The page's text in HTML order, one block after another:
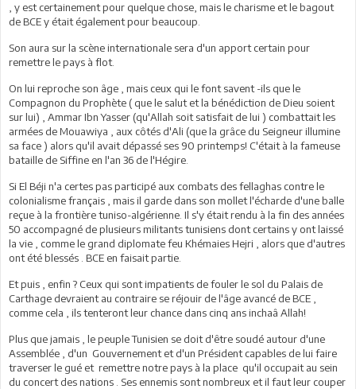
, y est certainement pour quelque chose, mais le charisme et le bagout
de BCE y était également pour beaucoup.
Son aura sur la scène internationale sera d'un apport certain pour
remettre le pays à flot.
On lui reproche son âge , mais ceux qui le font savent -ils que le
Compagnon du Prophète ( que le salut et la bénédiction de Dieu soient
sur lui) , Ammar Ibn Yasser (qu'Allah soit satisfait de lui ) combattait les
armées de Mouawiya , aux côtés d'Ali (que la grâce du Seigneur illumine
sa face ) alors qu'il avait dépassé ses 90 printemps! C'était à la fameuse
bataille de Siffine en l'an 36 de l'Hégire.
Si El Béji n'a certes pas participé aux combats des fellaghas contre le
colonialisme français , mais il garde dans son mollet l'écharde d'une balle
reçue à la frontière tuniso-algérienne. Il s'y était rendu à la fin des années
50 accompagné de plusieurs militants tunisiens dont certains y ont laissé
la vie , comme le grand diplomate feu Khémaies Hejri , alors que d'autres
ont été blessés . BCE en faisait partie.
Et puis , enfin ? Ceux qui sont impatients de fouler le sol du Palais de
Carthage devraient au contraire se réjouir de l'âge avancé de BCE ,
comme cela , ils tenteront leur chance dans cinq ans inchaâ Allah!
Plus que jamais , le peuple Tunisien se doit d'être soudé autour d'une
Assemblée , d'un Gouvernement et d'un Président capables de lui faire
traverser le gué et remettre notre pays à la place qu'il occupait au sein
du concert des nations . Ses ennemis sont nombreux et il faut leur couper